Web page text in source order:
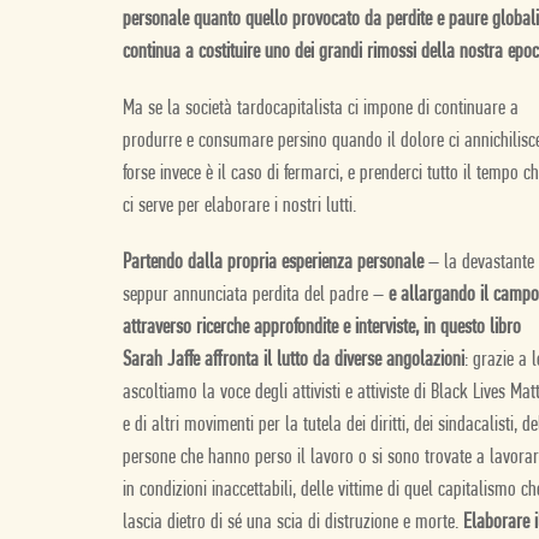
personale quanto quello provocato da perdite e paure
continua a costituire uno dei grandi rimossi della nostra
Ma se la società tardocapitalista ci impone di continuare a
produrre e consumare persino quando il dolore ci
forse invece è il caso di fermarci, e prenderci tutto il tempo
ci serve per elaborare i nostri lutti.
Partendo dalla propria esperienza personale – la devastante
seppur annunciata perdita del padre – e allargando il campo
attraverso ricerche approfondite e interviste, in questo libro
Sarah Jaffe affronta il lutto da diverse angolazioni: grazie a
ascoltiamo la voce degli attivisti e attiviste di Black Lives
e di altri movimenti per la tutela dei diritti, dei sindacalisti,
persone che hanno perso il lavoro o si sono trovate a
in condizioni inaccettabili, delle vittime di quel capitalismo
lascia dietro di sé una scia di distruzione e morte. Elaborare